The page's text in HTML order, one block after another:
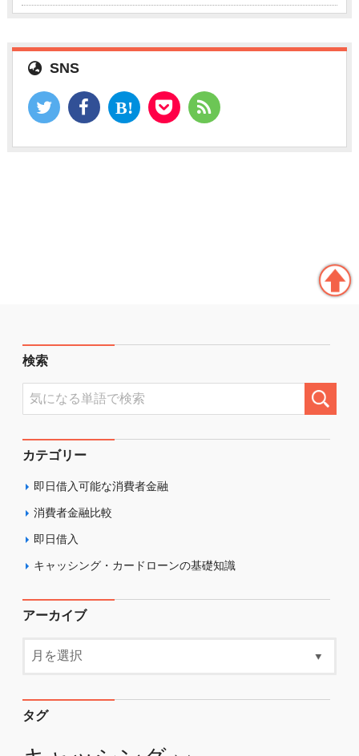
SNS
検索
カテゴリー
即日借入可能な消費者金融
消費者金融比較
即日借入
キャッシング・カードローンの基礎知識
アーカイブ
タグ